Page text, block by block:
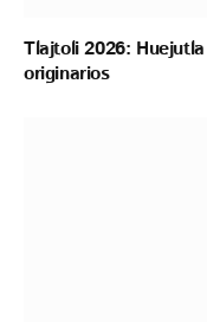
Tlajtoli 2026:
originarios